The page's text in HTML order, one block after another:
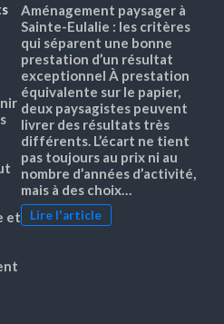
et
Aménagement paysager à
Sainte-Eulalie : les critères
qui séparent une bonne
prestation d’un résultat
exceptionnel À prestation
équivalente sur le papier,
deux paysagistes peuvent
livrer des résultats très
différents. L’écart ne tient
pas toujours au prix ni au
nombre d’années d’activité,
mais à des choix…
Lire l'article